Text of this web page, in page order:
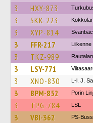
3 HXY-873
3 SKK-223
3 XYP-814
3 FFR-217 Liikenne
3 TKZ-989
3 LSY-771
3 XNO-830 L-l. J.
3 BPM-852 Porin
3 TPG-784 LSL
3 VBI-362 PS-